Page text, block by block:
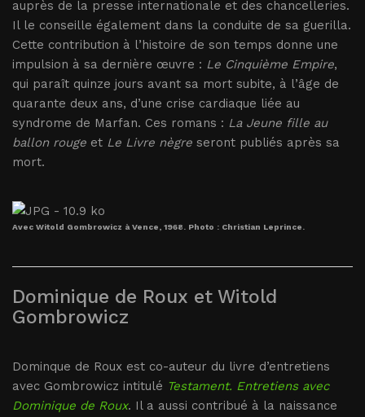
auprès de la presse internationale et des chancelleries.
Il le conseille également dans la conduite de sa guerilla.
Cette contribution à l’histoire de son temps donne une
impulsion à sa dernière œuvre : Le Cinquième Empire,
qui paraît quinze jours avant sa mort subite, à l’âge de
quarante deux ans, d’une crise cardiaque liée au
syndrome de Marfan. Ces romans : La Jeune fille au
ballon rouge et Le Livre nègre seront publiés après sa
mort.
Avec Witold Gombrowicz à Vence, 1968. Photo : Christian Leprince.
Dominique de Roux et Witold
Gombrowicz
Dominque de Roux est co-auteur du livre d’entretiens
avec Gombrowicz intitulé Testament. Entretiens avec
Dominique de Roux. Il a aussi contribué à la naissance